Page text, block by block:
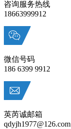
咨询服务热线
18663999912
微信号码
186 6399 9912
英芮诚邮箱
qdyjh1977@126.com